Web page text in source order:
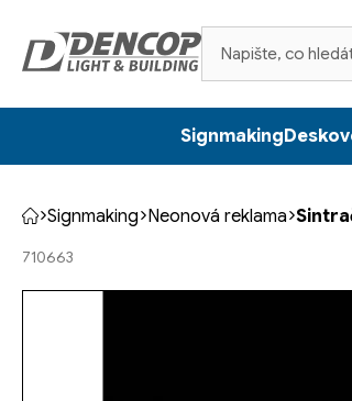
obsah
Signmaking
Domů
Signmaking Neonová reklama
710663